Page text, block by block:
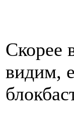
Скорее
видим,